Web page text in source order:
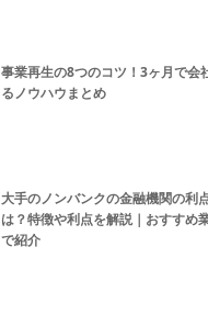
事業再生の8つのコツ！3ヶ月で会
るノウハウまとめ
大手のノンバンクの金融機関の利
は？特徴や利点を解説｜おすすめ
で紹介